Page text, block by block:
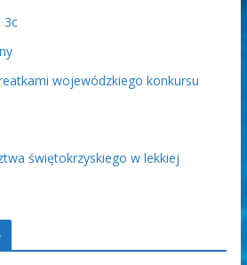
3c
wojewódzkiego konkursu
świętokrzyskiego w lekkiej